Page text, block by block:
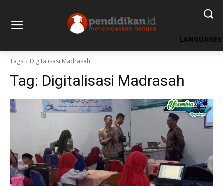
LANGUAGES
Tags Digitalisasi Madrasah
Tag: Digitalisasi Madrasah